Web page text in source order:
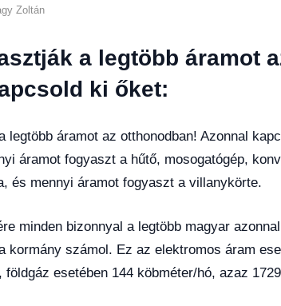
Zoltán
Friss
hírek ,
Gazdaság
,
Hírek,
1
kézből
fórum
a legtöbb áramot
ki őket:
legtöbb áramot az otthonodban! Azonnal
áramot fogyaszt a hűtő, mosogatógép,
és mennyi áramot fogyaszt a villanykörte.
minden bizonnyal a legtöbb magyar
kormány számol. Ez az elektromos áram
földgáz esetében 144 köbméter/hó, azaz